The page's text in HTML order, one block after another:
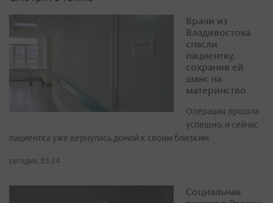
Врачи из
Владивостока
спасли
пациентку,
сохранив ей
шанс на
материнство
Операция прошла
успешно, и сейчас
пациентка уже вернулась домой к своим близким
сегодня, 05:24
Социальная